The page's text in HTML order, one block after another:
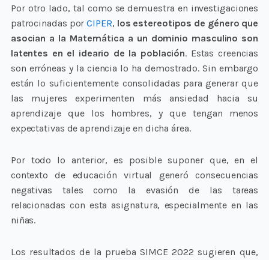
Por otro lado, tal como se demuestra en investigaciones
patrocinadas porCIPER, los estereotipos de género que
asocian a la Matemática a un dominio masculino son
latentes en el ideario de la población. Estas creencias
son erróneas y la ciencia lo ha demostrado. Sin embargo
están lo suficientemente consolidadas para generar que
las mujeres experimenten más ansiedad hacia su
aprendizaje que los hombres, y que tengan menos
expectativas de aprendizaje en dicha área.
Por todo lo anterior, es posible suponer que, en el
contexto de educación virtual generó consecuencias
negativas tales como la evasión de las tareas
relacionadas con esta asignatura, especialmente en las
niñas.
Los resultados de la prueba SIMCE 2022 sugieren que,